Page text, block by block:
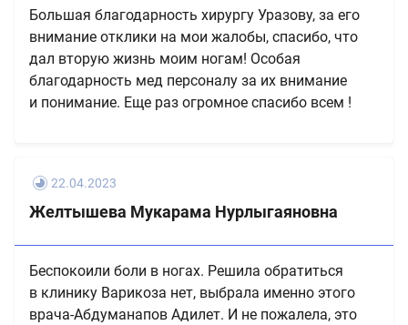
Большая благодарность хирургу Уразову, за его
внимание отклики на мои жалобы, спасибо, что
дал вторую жизнь моим ногам! Особая
благодарность мед персоналу за их внимание
и понимание. Еще раз огромное спасибо всем !
22.04.2023
Желтышева Мукарама Нурлыгаяновна
Беспокоили боли в ногах. Решила обратиться
в клинику Варикоза нет, выбрала именно этого
врача-Абдуманапов Адилет. И не пожалела, это